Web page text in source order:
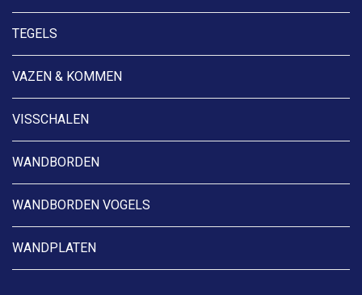
TEGELS
VAZEN & KOMMEN
VISSCHALEN
WANDBORDEN
WANDBORDEN VOGELS
WANDPLATEN